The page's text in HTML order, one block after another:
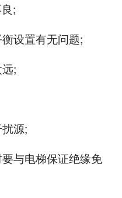
;
设置有无问题;
;
源;
与电梯保证绝缘免